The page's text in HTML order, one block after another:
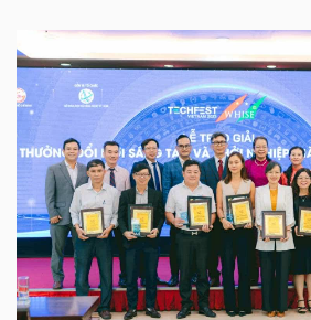
THẾ
GIỚI
ĐÔNG
DƯƠNG
TÀI